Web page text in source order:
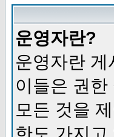
운영자란?
운영자란
이들은 권
모든 것을